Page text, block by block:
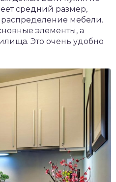
средний размер,
мебели.
элементы, а
Это очень удобно